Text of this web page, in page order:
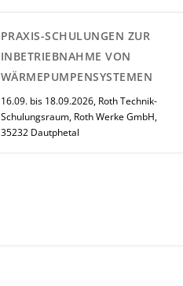
PRAXIS-SCHULUNGEN ZUR
INBETRIEBNAHME VON
WÄRMEPUMPENSYSTEMEN
16.09. bis 18.09.2026, Roth Technik-
Schulungsraum, Roth Werke GmbH,
35232 Dautphetal